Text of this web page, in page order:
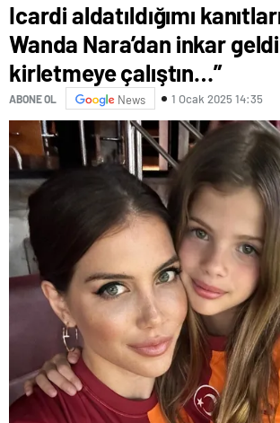
Icardi aldatıldığımı
Wanda Nara’dan inkar
kirletmeye çalıştın…”
ABONE OL News 1 Ocak 2025 14:35